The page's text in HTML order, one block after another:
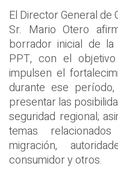
El Director General de
Sr. Mario Otero
borrador inicial de
PPT, con el
impulsen el
durante ese
presentar las
seguridad regional;
temas
migración,
consumidor y otros.